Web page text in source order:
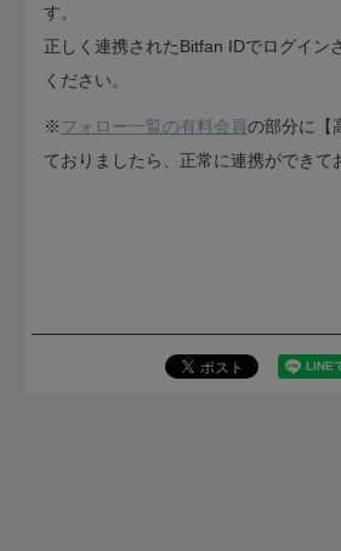
す。
正しく連携されたBitfan IDでログイン
ください。
※フォロー一覧の有料会員の部分に【
ておりましたら、正常に連携ができて